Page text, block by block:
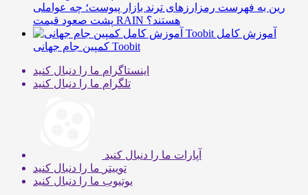
رین به فهرست رمزارزهای ترند بازار پیوست؛ چه عواملی
پشت صعود قیمت RAIN هستند؟
آموزش کامل
کمپین جام جهانی Toobit
اینستاگرام ما را دنبال کنید
تلگرام ما را دنبال کنید
آپارات ما را دنبال کنید
توییتر ما را دنبال کنید
یوتیوب ما را دنبال کنید